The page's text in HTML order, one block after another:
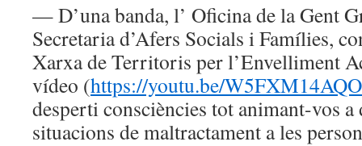
— D’una banda, l’ Oficina de la Gent
Secretaria d’Afers Socials i Famílies,
Xarxa de Territoris per l’Envelliment
vídeo (https://youtu.be/
desperti consciències tot animant-vos
situacions de maltractament a les